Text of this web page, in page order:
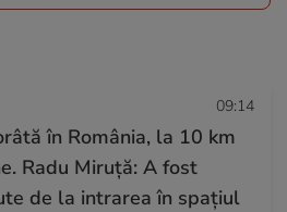
09:14
în România, la 10 km
Radu Miruță: A fost
de la intrarea în spațiul